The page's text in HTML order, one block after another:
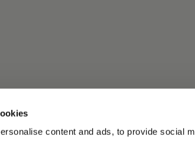
content and ads, to provide social